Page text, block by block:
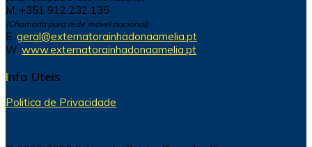
M. +351 912 232 135
(Chamada para rede móvel nacional)
E. geral@externatorainhadonaamelia.pt
W. www.externatorainhadonaamelia.pt
Info Uteis
Politica de Privacidade